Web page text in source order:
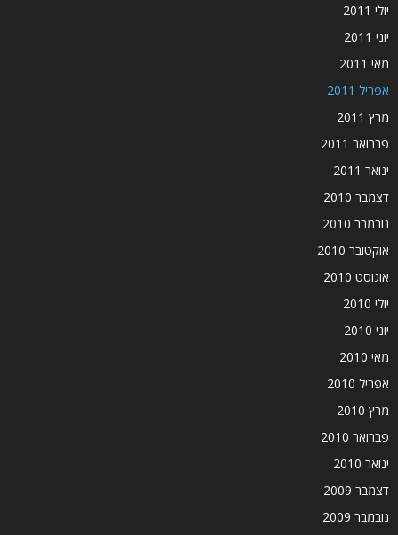
יולי 2011
יוני 2011
מאי 2011
אפריל 2011
מרץ 2011
פברואר 2011
ינואר 2011
דצמבר 2010
נובמבר 2010
אוקטובר 2010
אוגוסט 2010
יולי 2010
יוני 2010
מאי 2010
אפריל 2010
מרץ 2010
פברואר 2010
ינואר 2010
דצמבר 2009
נובמבר 2009